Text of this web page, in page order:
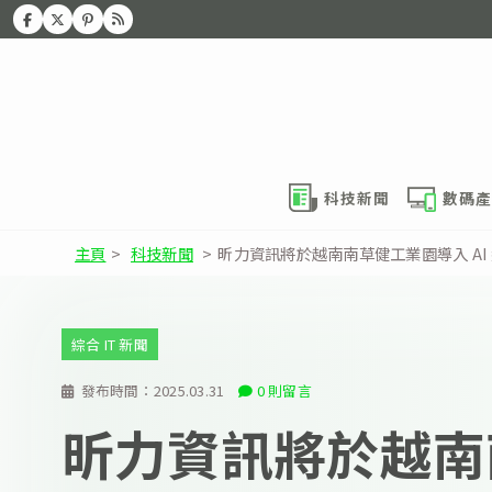
科技新聞 數碼
主頁 > 科技新聞 > 昕力資訊將於越南南草健工業園導入
發布時間： 2025.03.31 0 則留言
綜合 IT 新聞
昕力資訊將於越